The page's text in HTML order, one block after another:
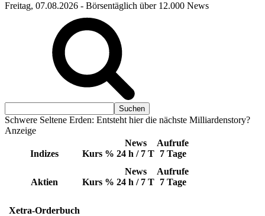
Freitag, 07.08.2026 - Börsentäglich über 12.000 News
Schwere Seltene Erden: Entsteht hier die nächste Milliardenstory?
Anzeige
Indizes Kurs %
News
24 h / 7 T
Aufrufe
7 Tage
Aktien Kurs %
News
24 h / 7 T
Aufrufe
7 Tage
Xetra-Orderbuch